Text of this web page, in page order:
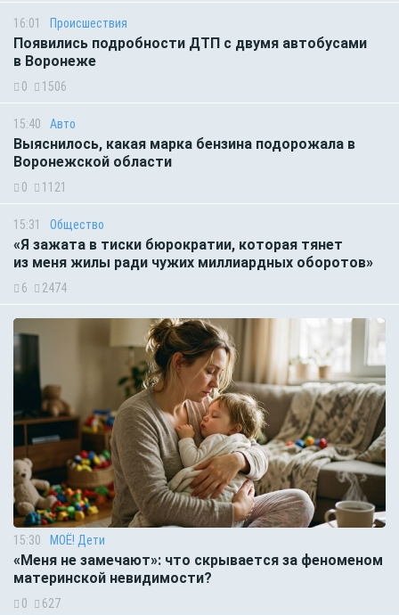
16:01 Происшествия
Появились подробности ДТП с двумя автобусами
в Воронеже
0 1506
15:40 Авто
Выяснилось, какая марка бензина подорожала в
Воронежской области
0 1121
15:31 Общество
«Я зажата в тиски бюрократии, которая тянет
из меня жилы ради чужих миллиардных оборотов»
6 2474
15:30 МОЁ! Дети
«Меня не замечают»: что скрывается за феноменом
материнской невидимости?
0 627